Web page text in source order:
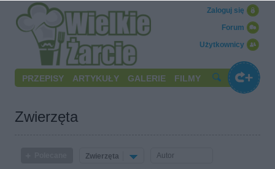
Użytkownicy
Forum
Zaloguj się
PRZEPISY ARTYKUŁY GALERIE FILMY
Zwierzęta
Zwierzęta